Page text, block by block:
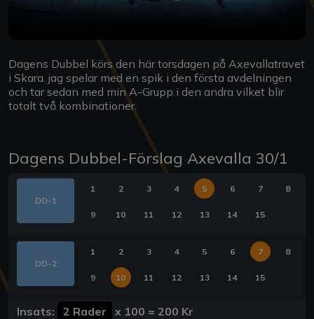
Dagens Dubbel körs den här torsdagen på Axevallatravet
i Skara. jag spelar med en spik i den första avdelningen
och tar sedan med min A-Grupp i den andra vilket blir
totalt två kombinationer.
Dagens Dubbel-Förslag Axevalla 30/1
DD-1
1 2 3 4 5 6 7 8
9 10 11 12 13 14 15
DD-2
1 2 3 4 5 6 7 8
9 10 11 12 13 14 15
Insats: 2 Rader x 100 = 200 Kr